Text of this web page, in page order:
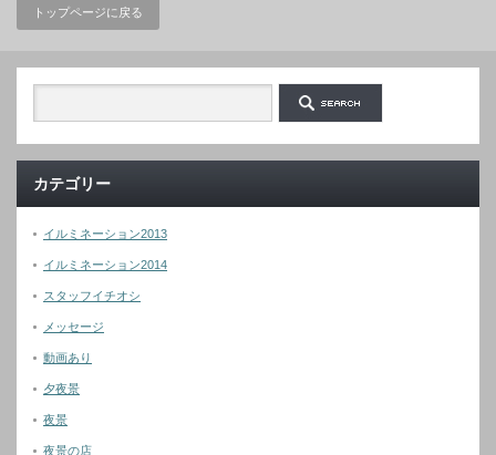
トップページに戻る
カテゴリー
イルミネーション2013
イルミネーション2014
スタッフイチオシ
メッセージ
動画あり
夕夜景
夜景
夜景の店